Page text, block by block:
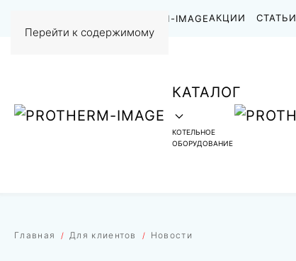
Перейти к содержимому
АКЦИИ СТАТЬИ
КАТАЛОГ
КОТЕЛЬНОЕ
ОБОРУДОВАНИЕ
Главная Для клиентов Новости